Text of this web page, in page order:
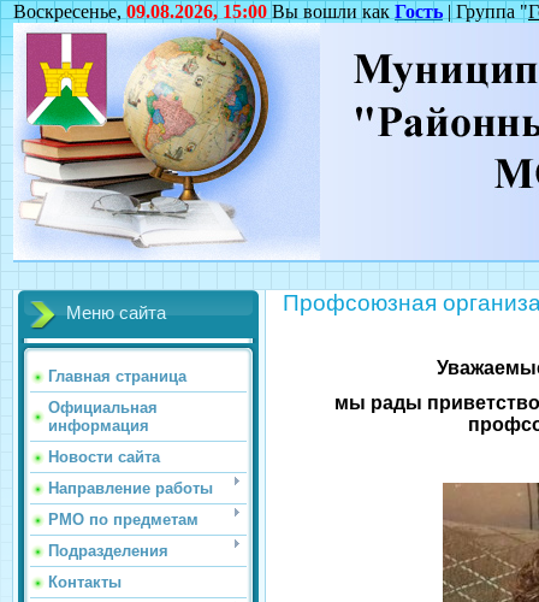
Воскресенье, 09.08.2026, 15:00 Вы вошли как Гость | Группа "
Меню сайта
Главная страница
Официальная
информация
Новости сайта
Направление работы
РМО по предметам
Подразделения
Контакты
Профсоюзная
мы рады